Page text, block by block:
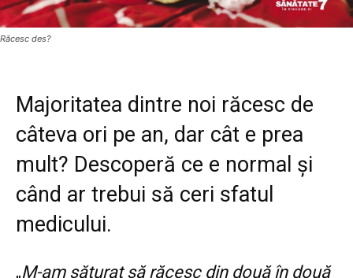
Răcesc des?
Majoritatea dintre noi răcesc de
câteva ori pe an, dar cât e prea
mult? Descoperă ce e normal și
când ar trebui să ceri sfatul
medicului.
„M-am săturat să răcesc din două în două